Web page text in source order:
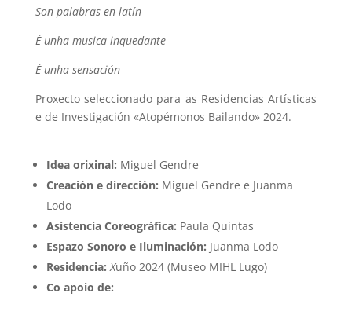
Son palabras en latín
É unha musica inquedante
É unha sensación
Proxecto seleccionado para as Residencias Artísticas
e de Investigación «Atopémonos Bailando» 2024.
Idea orixinal: Miguel Gendre
Creación e dirección: Miguel Gendre e Juanma
Lodo
Asistencia Coreográfica: Paula Quintas
Espazo Sonoro e Iluminación: Juanma Lodo
Residencia: Xuño 2024 (Museo MIHL Lugo)
Co apoio de: